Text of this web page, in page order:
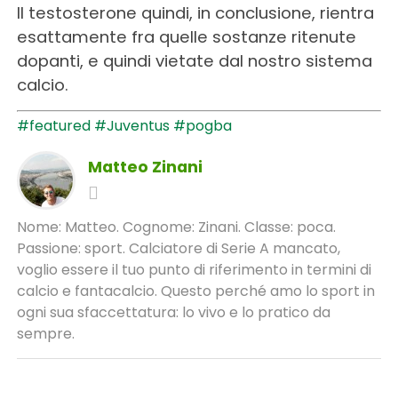
Il testosterone quindi, in conclusione, rientra
esattamente fra quelle sostanze ritenute
dopanti, e quindi vietate dal nostro sistema
calcio.
#featured #Juventus #pogba
Matteo Zinani
Nome: Matteo. Cognome: Zinani. Classe: poca.
Passione: sport. Calciatore di Serie A mancato,
voglio essere il tuo punto di riferimento in termini di
calcio e fantacalcio. Questo perché amo lo sport in
ogni sua sfaccettatura: lo vivo e lo pratico da
sempre.